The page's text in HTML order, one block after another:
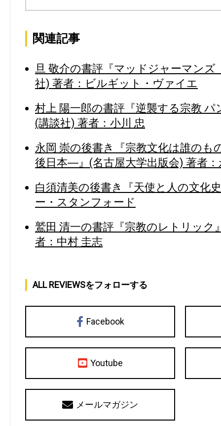
関連記事
旦 敬介の書評『マッドジャーマンズ
社) 著者：ビルギット・ヴァイエ
村上 陽一郎の書評『逆襲する宗教
(講談社) 著者：小川 忠
永岡 崇の後書き『宗教文化は誰の
後日本―』(名古屋大学出版会) 著者：
白須清美の後書き『天使と人の文化
ー・スタンフォード
鷲田 清一の書評『宗教のレトリック
者：中村 圭志
ALL REVIEWSをフォローする
Facebook
Youtube
メールマガジン